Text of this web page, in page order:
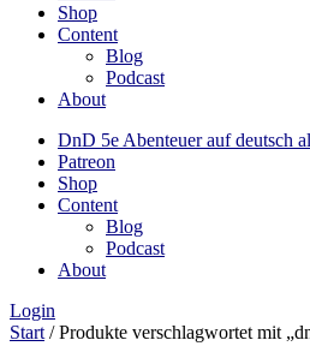
Shop
Content
Blog
Podcast
About
DnD 5e Abenteuer auf deutsch
Patreon
Shop
Content
Blog
Podcast
About
Login
Start / Produkte verschlagwortet mit